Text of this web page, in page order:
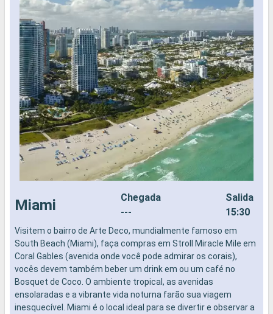
Miami
Chegada
---
Salida
15:30
Visitem o bairro de Arte Deco, mundialmente famoso em
South Beach (Miami), faça compras em Stroll Miracle Mile em
Coral Gables (avenida onde você pode admirar os corais),
vocês devem também beber um drink em ou um café no
Bosquet de Coco. O ambiente tropical, as avenidas
ensolaradas e a vibrante vida noturna farão sua viagem
inesquecível. Miami é o local ideal para se divertir e observar a